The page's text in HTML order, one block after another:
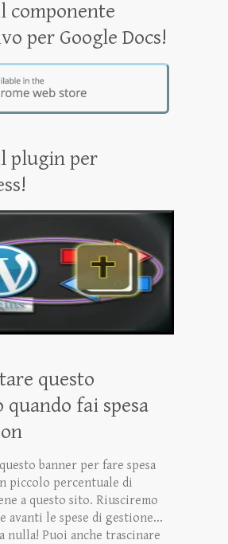
componente
per Google Docs!
plugin per
questo
fai spesa
banner per fare spesa
piccolo percentuale di
a questo sito. Riusciremo
avanti le spese di gestione...
nulla! Puoi anche trascinare